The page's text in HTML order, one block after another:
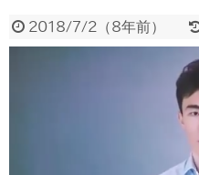
2018/7/2（8年前）